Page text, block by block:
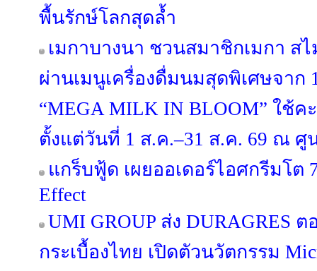
พื้นรักษ์โลกสุดล้ำ
เมกาบางนา ชวนสมาชิกเมกา ส
ผ่านเมนูเครื่องดื่มนมสุดพิเศษจาก
“MEGA MILK IN BLOOM” ใช้
ตั้งแต่วันที่ 1 ส.ค.–31 ส.ค. 69 ณ ศู
แกร็บฟู้ด เผยออเดอร์ไอศกรีมโต
Effect
UMI GROUP ส่ง DURAGRES
กระเบื้องไทย เปิดตัวนวัตกรรม